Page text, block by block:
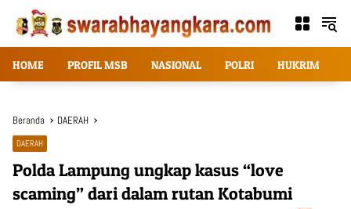
Langsung
konten
HOME PROFIL MSB NASIONAL POLRI HUKRIM
Beranda DAERAH
DAERAH
Polda Lampung ungkap kasus “love
scaming” dari dalam rutan Kotabumi